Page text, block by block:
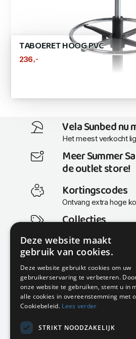
TABOERET HOOG PVC
236,-
Vela Sunbed nu
Het meest verkocht
Meer Summer
de outlet store!
Kortingscodes
Ontvang extra hoge
Collecties
Actuele en populaire
KMP Kantoormeubilair
Airport Business Park
Frankfurtstraat 29-31
1175 RH Lijnden
020-617 01 26
Deze website maakt
gebruik van cookies.
Deze website gebruikt cookies om uw
gebruikerservaring te verbeteren.
onze website te gebruiken, stemt u in
alle cookies in overeenstemming met
Cookiebeleid. Lees verder
STRIKT NOODZAKELIJK